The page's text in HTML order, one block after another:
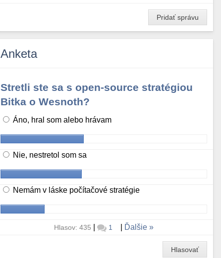
Pridať správu
Anketa
Stretli ste sa s open-source stratégiou
Bitka o Wesnoth?
Áno, hral som alebo hrávam
Nie, nestretol som sa
Nemám v láske počítačové stratégie
Hlasov: 435 | 1 Ďalšie
Hlasovať